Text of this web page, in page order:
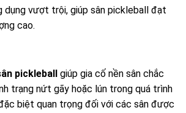
dụng vượt trội, giúp sân pickleball đạt
cao.
pickleball giúp gia cố nền sân chắc
trạng nứt gãy hoặc lún trong quá trình
biệt quan trọng đối với các sân được